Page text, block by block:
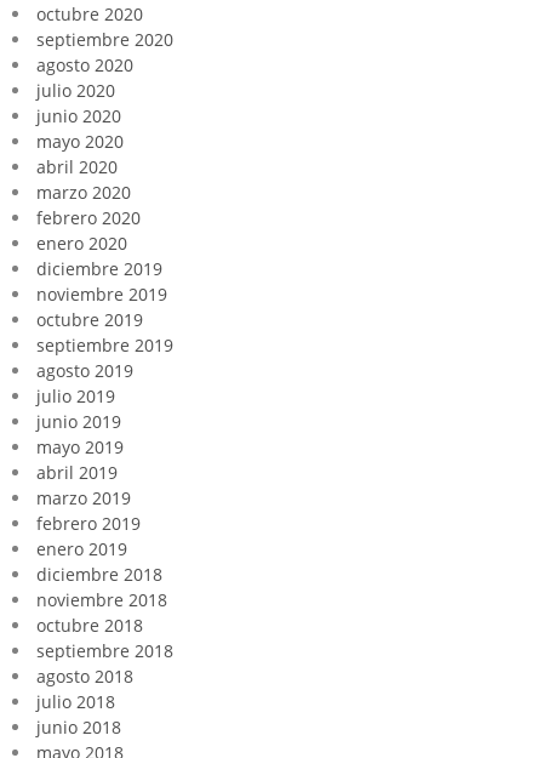
octubre 2020
septiembre 2020
agosto 2020
julio 2020
junio 2020
mayo 2020
abril 2020
marzo 2020
febrero 2020
enero 2020
diciembre 2019
noviembre 2019
octubre 2019
septiembre 2019
agosto 2019
julio 2019
junio 2019
mayo 2019
abril 2019
marzo 2019
febrero 2019
enero 2019
diciembre 2018
noviembre 2018
octubre 2018
septiembre 2018
agosto 2018
julio 2018
junio 2018
mayo 2018